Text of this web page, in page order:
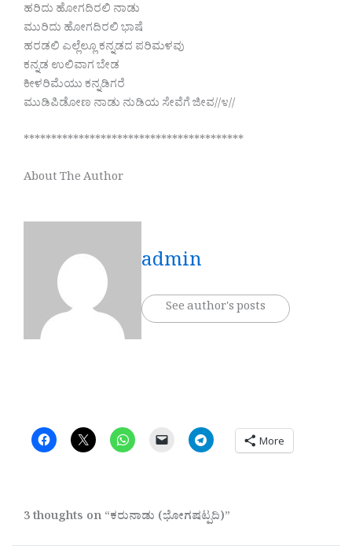
ಹರಿದು ಹೋಗದಿರಲಿ ನಾಡು
ಮುರಿದು ಹೋಗದಿರಲಿ ಭಾಷೆ
ಹರಡಲಿ ಎಲ್ಲೆಲ್ಲೂ ಕನ್ನಡದ ಪರಿಮಳವು
ಕನ್ನಡ ಉಲಿವಾಗ ಬೇಡ
ಕೀಳರಿಮೆಯು ಕನ್ನಡಿಗರೆ
ಮುಡಿಪಿಡೋಣ ನಾಡು ನುಡಿಯ ಸೇವೆಗೆ ಜೀವ//೪//
****************************************
About The Author
admin
See author's posts
More
3 thoughts on “ಕರುನಾಡು (ಭೋಗಷಟ್ಪದಿ)”